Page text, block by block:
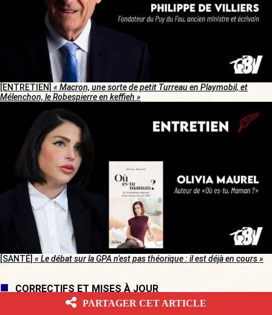
[ENTRETIEN] « Macron, une sorte de petit Turreau en Playmobil, et
Mélenchon, le Robespierre en keffieh »
[SANTÉ] « Le débat sur la GPA n’est pas théorique : il est déjà en cours »
CORRECTIFS ET MISES À JOUR
PARTAGER CET ARTICLE